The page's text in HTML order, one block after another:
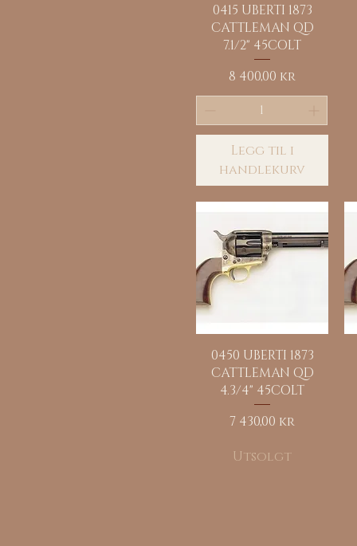
Hurtigvisning
0415 UBERTI 1873
CATTLEMAN QD
7.1/2" 45COLT
Pris
8 400,00 kr
Legg til i
handlekurv
Hurtigvisning
0450 UBERTI 1873
CATTLEMAN QD
4.3/4" 45COLT
Pris
7 430,00 kr
Utsolgt